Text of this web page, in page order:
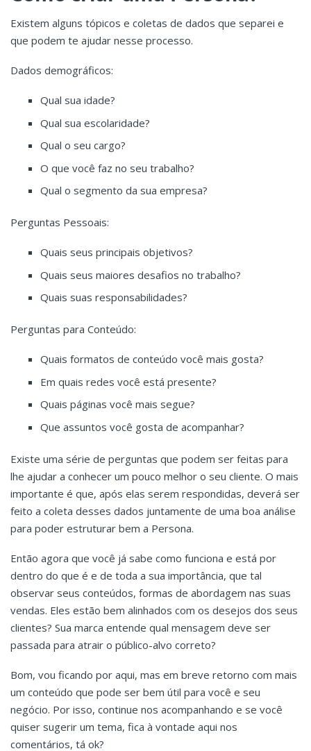
Existem alguns tópicos e coletas de dados que separei e
que podem te ajudar nesse processo.
Dados demográficos:
Qual sua idade?
Qual sua escolaridade?
Qual o seu cargo?
O que você faz no seu trabalho?
Qual o segmento da sua empresa?
Perguntas Pessoais:
Quais seus principais objetivos?
Quais seus maiores desafios no trabalho?
Quais suas responsabilidades?
Perguntas para Conteúdo:
Quais formatos de conteúdo você mais gosta?
Em quais redes você está presente?
Quais páginas você mais segue?
Que assuntos você gosta de acompanhar?
Existe uma série de perguntas que podem ser feitas para
lhe ajudar a conhecer um pouco melhor o seu cliente. O mais
importante é que, após elas serem respondidas, deverá ser
feito a coleta desses dados juntamente de uma boa análise
para poder estruturar bem a Persona.
Então agora que você já sabe como funciona e está por
dentro do que é e de toda a sua importância, que tal
observar seus conteúdos, formas de abordagem nas suas
vendas. Eles estão bem alinhados com os desejos dos seus
clientes? Sua marca entende qual mensagem deve ser
passada para atrair o público-alvo correto?
Bom, vou ficando por aqui, mas em breve retorno com mais
um conteúdo que pode ser bem útil para você e seu
negócio. Por isso, continue nos acompanhando e se você
quiser sugerir um tema, fica à vontade aqui nos
comentários, tá ok?